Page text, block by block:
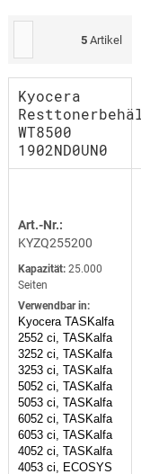
5 Artikel
Kyocera
WT8500
1902ND0UN0
Art.-Nr.:
KYZQ255200
Kapazität: 25.000
Seiten
Verwendbar in:
Kyocera TASKalfa
2552 ci, TASKalfa
3252 ci, TASKalfa
3253 ci, TASKalfa
5052 ci, TASKalfa
5053 ci, TASKalfa
6052 ci, TASKalfa
6053 ci, TASKalfa
4052 ci, TASKalfa
4053 ci, ECOSYS